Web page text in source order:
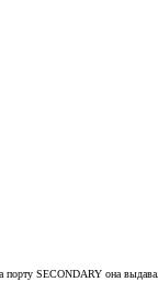
SECONDARY она